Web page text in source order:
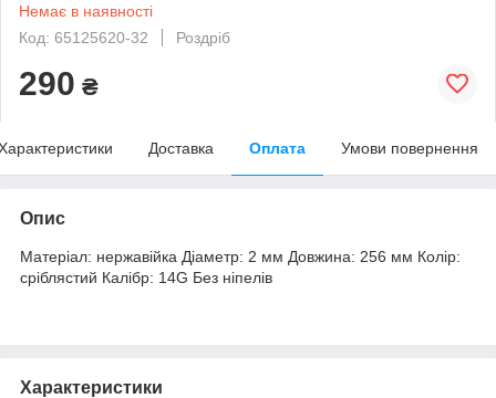
Немає в наявності
Код: 65125620-32
Роздріб
290 ₴
Доставка Оплата Умови повернення
Опис
Матеріал: нержавійка Діаметр: 2 мм Довжина: 256 мм Колір:
сріблястий Калібр: 14G Без ніпелів
Характеристики